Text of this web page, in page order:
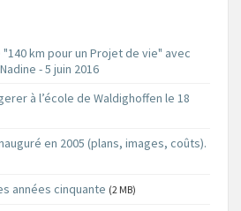
km pour un Projet de vie" avec
- 5 juin 2016
à l’école de Waldighoffen le 18
en 2005 (plans, images, coûts).
années cinquante (2 MB)